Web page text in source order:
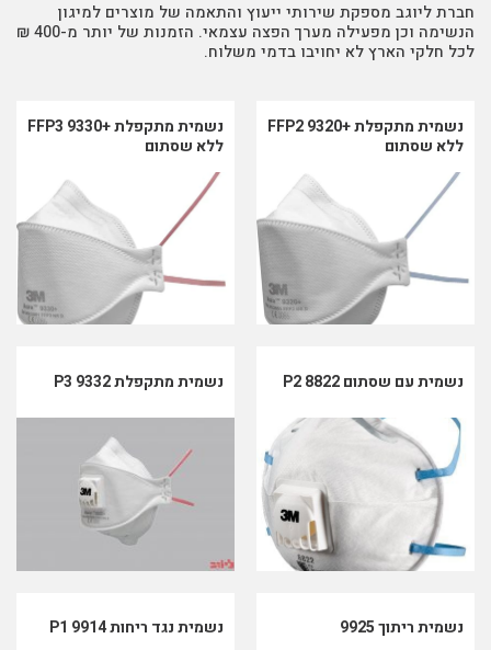
חברת ליוגב מספקת שירותי ייעוץ והתאמה של מוצרים למיגון
הנשימה וכן מפעילה מערך הפצה עצמאי. הזמנות של יותר מ-400 ₪
לכל חלקי הארץ לא יחויבו בדמי משלוח.
נשמית מתקפלת +9320 FFP2
ללא שסתום
נשמית מתקפלת +9330 FFP3
ללא שסתום
נשמית עם שסתום 8822 P2 נשמית מתקפלת 9332 P3
נשמית ריתוך 9925 נשמית נגד ריחות 9914 P1